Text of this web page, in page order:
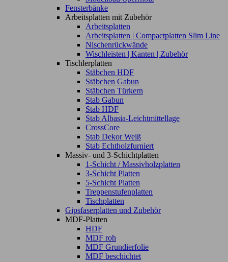
Fensterbänke
Arbeitsplatten mit Zubehör
Arbeitsplatten
Arbeitsplatten | Compactplatten Slim Line
Nischenrückwände
Wischleisten | Kanten | Zubehör
Tischlerplatten
Stäbchen HDF
Stäbchen Gabun
Stäbchen Türkern
Stab Gabun
Stab HDF
Stab Albasia-Leichtmittellage
CrossCore
Stab Dekor Weiß
Stab Echtholzfurniert
Massiv- und 3-Schichtplatten
1-Schicht / Massivholzplatten
3-Schicht Platten
5-Schicht Platten
Treppenstufenplatten
Tischplatten
Gipsfaserplatten und Zubehör
MDF-Platten
HDF
MDF roh
MDF Grundierfolie
MDF beschichtet